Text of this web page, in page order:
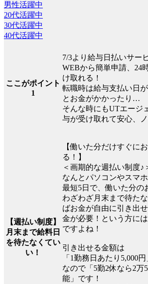
男性活躍中
20代活躍中
30代活躍中
40代活躍中
ここがポイント
1
7/3より給与日払いサー
WEBから簡単申請、24
け取れる！
転職時は給与支払い日
とお金がかかったり…
そんな時にもUTエージ
与が受け取れて安心、
【週払い制度】
月末まで給料日
を待たなくてい
い！
【働いた分だけすぐに
る！】
＜画期的な週払い制度♪
なんとパソコンやスマ
最短5日で、働いた分の
わざわざ月末まで待た
ばお金が自由に引き出
金が必要！という方に
ですよね！
引き出せる金額は
「1勤務日あたり5,000円
なので「5勤2休なら2万
能」です！